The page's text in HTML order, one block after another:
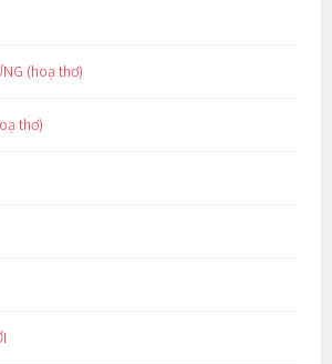
(hoạ thơ)
thơ)